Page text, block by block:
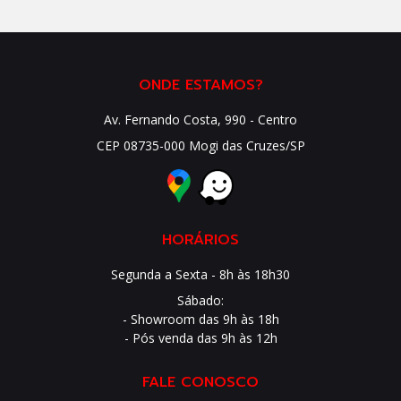
ONDE ESTAMOS?
Av. Fernando Costa, 990 - Centro
CEP 08735-000 Mogi das Cruzes/SP
HORÁRIOS
Segunda a Sexta - 8h às 18h30
Sábado:
- Showroom das 9h às 18h
- Pós venda das 9h às 12h
FALE CONOSCO